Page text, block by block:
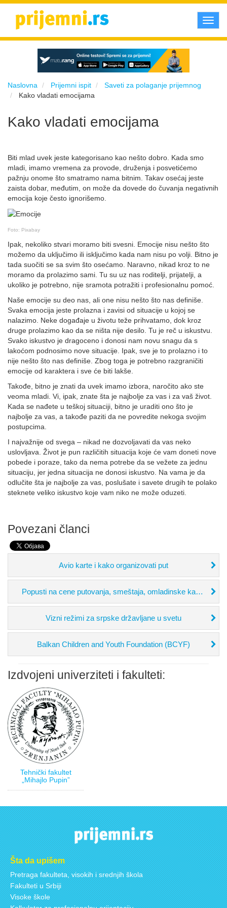
Naslovna Prijemni ispit
Saveti za polaganje prijemnog
Kako vladati emocijama
Kako vladati emocijama
Biti mlad uvek jeste kategorisano kao nešto dobro. Kada smo
mladi, imamo vremena za provode, druženja i posvetićemo
pažnju onome što smatramo nama bitnim. Takav osećaj jeste
zaista dobar, međutim, on može da dovede do čuvanja negativnih
emocija koje često ignorišemo.
Foto: Pixabay
Ipak, nekoliko stvari moramo biti svesni. Emocije nisu nešto što
možemo da uključimo ili isključimo kada nam nisu po volji. Bitno je
tada suočiti se sa svim što osećamo. Naravno, nikad kroz to ne
moramo da prolazimo sami. Tu su uz nas roditelji, prijatelji, a
ukoliko je potrebno, nije sramota potražiti i profesionalnu pomoć.
Naše emocije su deo nas, ali one nisu nešto što nas definiše.
Svaka emocija jeste prolazna i zavisi od situacije u kojoj se
nalazimo. Neke događaje u životu teže prihvatamo, dok kroz
druge prolazimo kao da se ništa nije desilo. Tu je reč u iskustvu.
Svako iskustvo je dragoceno i donosi nam novu snagu da s
lakoćom podnosimo nove situacije. Ipak, sve je to prolazno i to
nije nešto što nas definiše. Zbog toga je potrebno razgraničiti
emocije od karaktera i sve će biti lakše.
Takođe, bitno je znati da uvek imamo izbora, naročito ako ste
veoma mladi. Vi, ipak, znate šta je najbolje za vas i za vaš život.
Kada se nađete u teškoj situaciji, bitno je uraditi ono što je
najbolje za vas, a takođe paziti da ne povredite nekoga svojim
postupcima.
I najvažnije od svega – nikad ne dozvoljavati da vas neko
uslovljava. Život je pun različitih situacija koje će vam doneti nove
pobede i poraze, tako da nema potrebe da se vežete za jednu
situaciju, jer jedna situacija ne donosi iskustvo. Na vama je da
odlučite šta je najbolje za vas, poslušate i savete drugih te polako
steknete veliko iskustvo koje vam niko ne može oduzeti.
Povezani članci
Avio karte i kako organizovati put
Popusti na cene putovanja, smeštaja, omladinske kartice i slično...
Vizni režimi za srpske državljane u svetu
Balkan Children and Youth Foundation (BCYF)
Izdvojeni univerziteti i fakulteti:
Tehnički fakultet
„Mihajlo Pupin”
Šta da upišem
Pretraga fakulteta, visokih i srednjih škola
Fakulteti u Srbiji
Visoke škole